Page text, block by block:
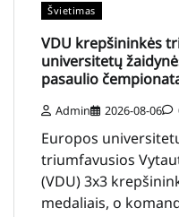
Švietimas
VDU krepšininkės
universitetų
pasaulio
Admin 2026-08-06
Europos
triumfavusios
(VDU) 3x3
medaliais, o